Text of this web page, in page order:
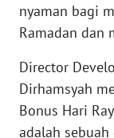
nyaman bagi
Ramadan dan
Director
Dirhamsyah
Bonus Hari
adalah
News
Regional
WN
SUMUT
WN